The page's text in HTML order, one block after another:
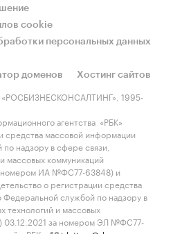
cookie
персональных данных
доменов
Хостинг сайтов
1995-
агентства «РБК»
средства массовой информации
надзору в сфере связи,
массовых коммуникаций
номером ИА №ФС77-63848) и
о регистрации средства
службой по надзору в
технологий и массовых
03.12.2021 за номером ЭЛ №ФС77-